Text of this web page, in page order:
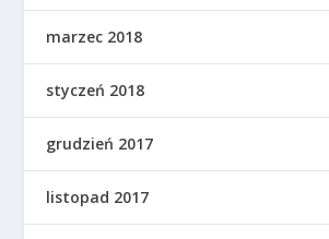
marzec 2018
styczeń 2018
grudzień 2017
listopad 2017